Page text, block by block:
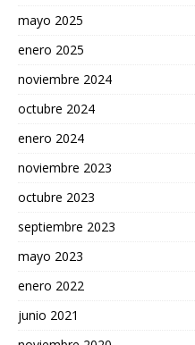
mayo 2025
enero 2025
noviembre 2024
octubre 2024
enero 2024
noviembre 2023
octubre 2023
septiembre 2023
mayo 2023
enero 2022
junio 2021